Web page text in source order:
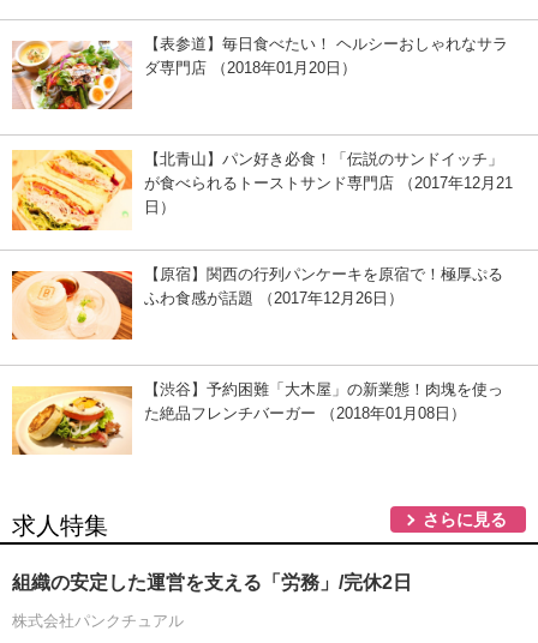
【表参道】毎日食べたい！ ヘルシーおしゃれなサラ
ダ専門店 （2018年01月20日）
【北青山】パン好き必食！「伝説のサンドイッチ」
が食べられるトーストサンド専門店 （2017年12月21
日）
【原宿】関西の行列パンケーキを原宿で！極厚ぷる
ふわ食感が話題 （2017年12月26日）
【渋谷】予約困難「大木屋」の新業態！肉塊を使っ
た絶品フレンチバーガー （2018年01月08日）
求人特集 さらに見る
組織の安定した運営を支える「労務」/完休2日
株式会社パンクチュアル